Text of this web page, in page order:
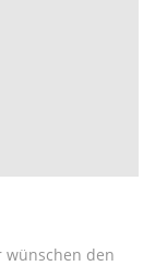
wünschen den